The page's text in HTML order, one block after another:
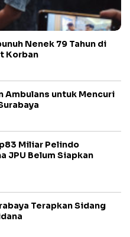
Nenek 79 Tahun di
Korban
Ambulans untuk Mencuri
Miliar Pelindo
JPU Belum Siapkan
Terapkan Sidang